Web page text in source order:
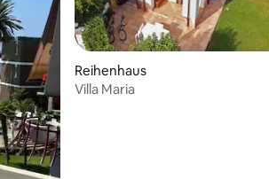
Bewertungen
Reihenhaus
Villa Maria